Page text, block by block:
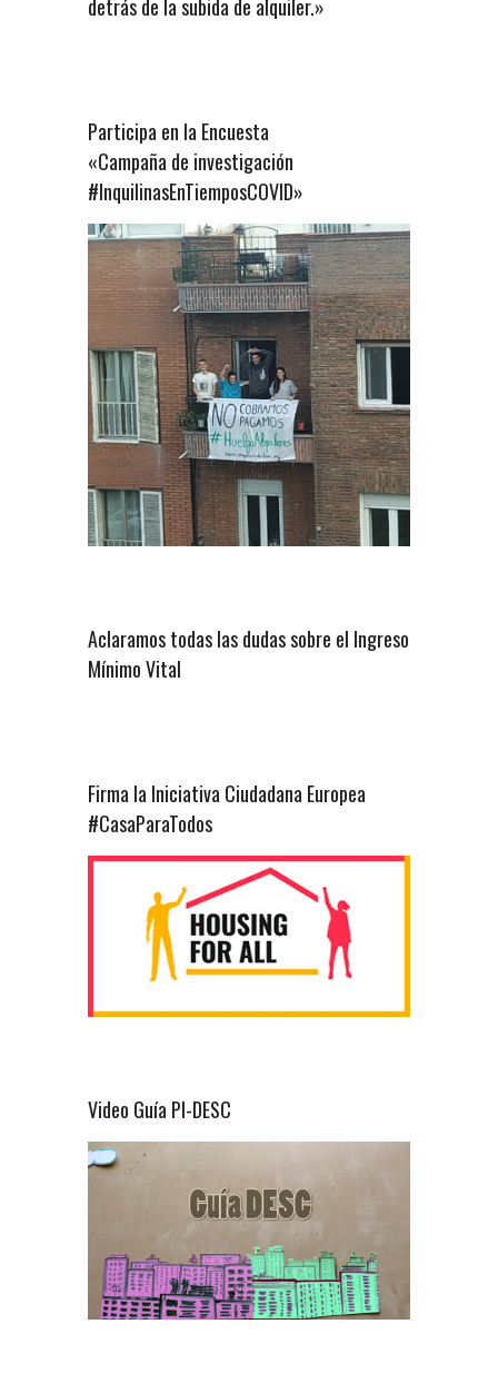
detrás de la subida de alquiler.»
Participa en la Encuesta
«Campaña de investigación
#InquilinasEnTiemposCOVID»
Aclaramos todas las dudas sobre el Ingreso
Mínimo Vital
Firma la Iniciativa Ciudadana Europea
#CasaParaTodos
Video Guía PI-DESC